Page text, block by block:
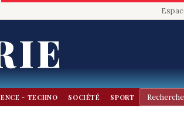
- TECHNO SOCIÉTÉ SPORT